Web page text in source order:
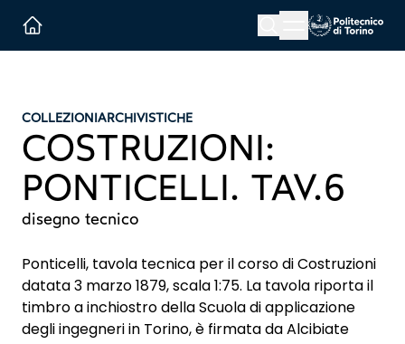
Menu button
COLLEZIONIARCHIVISTICHE
COSTRUZIONI:
PONTICELLI. TAV.6
disegno tecnico
Ponticelli, tavola tecnica per il corso di Costruzioni
datata 3 marzo 1879, scala 1:75. La tavola riporta il
timbro a inchiostro della Scuola di applicazione
degli ingegneri in Torino, è firmata da Alcibiate